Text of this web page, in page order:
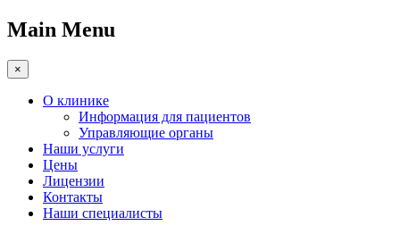
Main Menu
×
О клинике
Информация для пациентов
Управляющие органы
Наши услуги
Цены
Лицензии
Контакты
Наши специалисты